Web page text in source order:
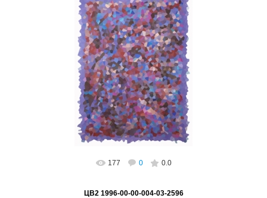
02.03.2023
ВетВиктор
177 0 0.0
ЦВ2 1996-00-00-004-03-2596